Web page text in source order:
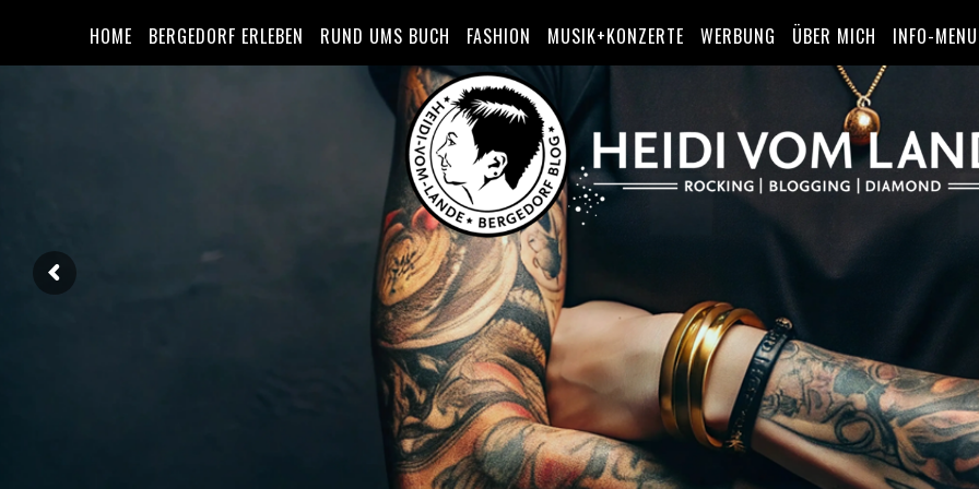
HOME BERGEDORF ERLEBEN RUND UMS BUCH FASHION MUSIK+KONZERTE WERBUNG ÜBER MICH INFO-